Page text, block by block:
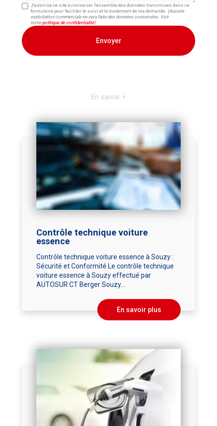
J'autorise ce site à conserver l'ensemble des données transmises dans ce
formulaire pour faciliter le suivi et le traitement de ma demande. (Aucune
exploitation commerciale ne sera faite des données conservées. Voir
notrepolitique de confidentialité)
En savoir +
Contrôle technique voiture
essence
Contrôle technique voiture essence à Souzy :
Sécurité et Conformité Le contrôle technique
voiture essence à Souzy effectué par
AUTOSUR CT Berger Souzy...
En savoir plus